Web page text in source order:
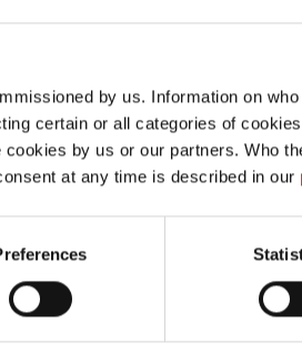
by us. Information on
certain or all categories of
by us or our partners. Who
at any time is described in our